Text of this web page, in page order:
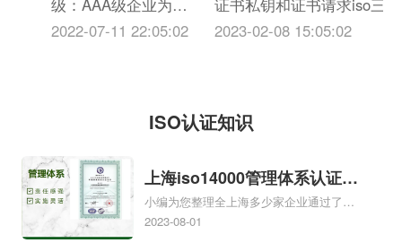
证。
级：AAA级企业为最
高級企业，其还本付
2022-07-11 22:05:02
质等严厉措施，并追
究项目负责人和机
证书私钥和证书请求iso三
息，需要提交给CA认证中
CSRiso三体系认证时会同
2023-02-08 15:05:02
ISO认证知识
上海iso14000管理体系认证，
上海iso14000
小编为您整理全上海多少家企业通过了
iso14000、上海浦东新区哪些公司是通过
2023-08-01